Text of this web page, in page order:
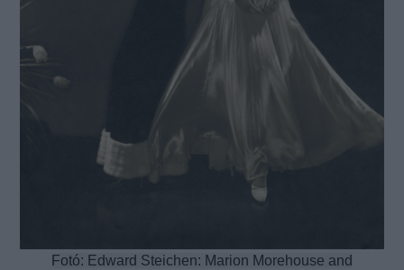
Fotó: Edward Steichen: Marion Morehouse and